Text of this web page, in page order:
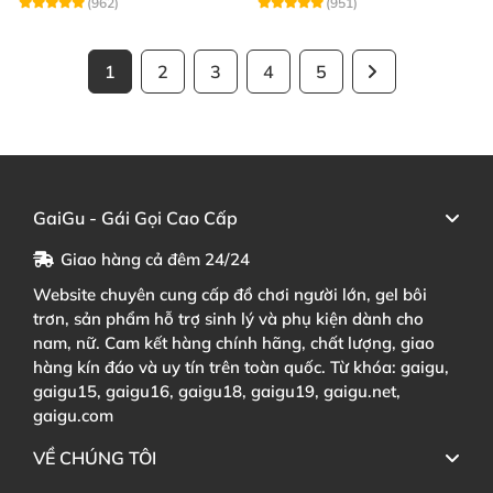
1 2 3 4 5
GaiGu - Gái Gọi Cao Cấp
Giao hàng cả đêm 24/24
Website chuyên cung cấp đồ chơi người lớn, gel bôi
trơn, sản phẩm hỗ trợ sinh lý và phụ kiện dành cho
nam, nữ. Cam kết hàng chính hãng, chất lượng, giao
hàng kín đáo và uy tín trên toàn quốc. Từ khóa: gaigu,
gaigu15, gaigu16, gaigu18, gaigu19, gaigu.net,
gaigu.com
VỀ CHÚNG TÔI